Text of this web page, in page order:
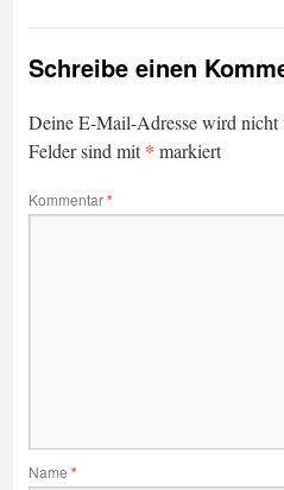
Schreibe einen
Deine E-Mail-Adresse wird nicht
Felder sind mit* markiert
Kommentar*
Name *